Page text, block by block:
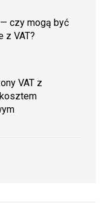
— czy mogą być
z VAT?
VAT z